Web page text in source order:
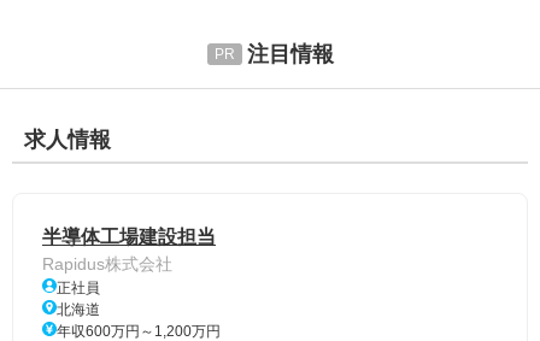
注目情報
求人情報
半導体工場建設担当
Rapidus株式会社
正社員
北海道
年収600万円～1,200万円